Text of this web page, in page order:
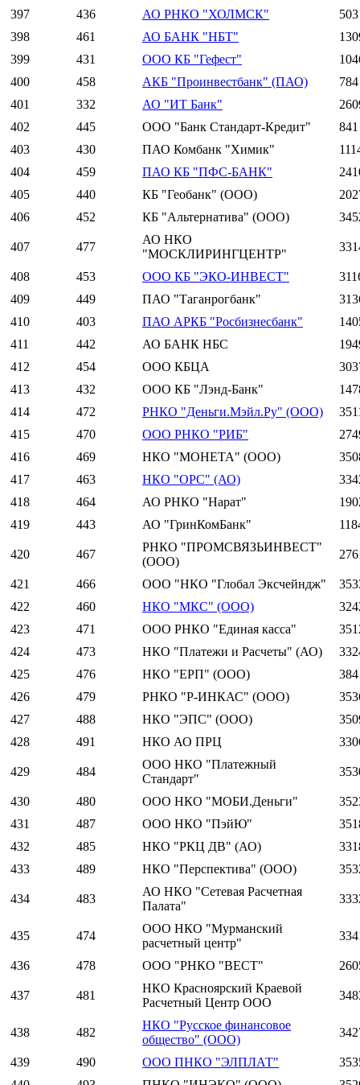
397
436 АО РНКО "ХОЛМСК"
503
398
461 АО БАНК "НБТ"
399
431 ООО КБ "Гефест"
400
458 АКБ "Проинвестбанк" (ПАО)
784
401
332 АО "ИТ Банк"
402
445 ООО "Банк Стандарт-Кредит"
841
403
430 ПАО Комбанк "Химик"
404
459 ПАО КБ "ПФС-БАНК"
405
440 КБ "Геобанк" (ООО)
406
452 КБ "Альтернатива" (ООО)
407 477
АО НКО
"МОСКЛИРИНГЦЕНТР"
408 453 ООО КБ "ЭКО-ИНВЕСТ"
409
449 ПАО "Таганрогбанк"
410
403 ПАО АРКБ "Росбизнесбанк"
411
442 АО БАНК НБС
412
454 ООО КБЦА
413
432 ООО КБ "Лэнд-Банк"
414
472 РНКО "Деньги.Мэйл.Ру" (ООО)
415
470 ООО РНКО "РИБ"
416
469 НКО "МОНЕТА" (ООО)
417
463 НКО "ОРС" (АО)
418
464 АО РНКО "Нарат"
419
443 АО "ГринКомБанк"
420 467
РНКО "ПРОМСВЯЗЬИНВЕСТ"
(ООО)
421 466 ООО "НКО "Глобал Эксчейндж"
422
460 НКО "МКС" (ООО)
423
471 ООО РНКО "Единая касса"
424
473 НКО "Платежи и Расчеты" (АО)
425
476 НКО "ЕРП" (ООО)
384
426
479 РНКО "Р-ИНКАС" (ООО)
427
488 НКО "ЭПС" (ООО)
428
491 НКО АО ПРЦ
429 484
ООО НКО "Платежный
Стандарт"
430 480 ООО НКО "МОБИ.Деньги"
431
487 ООО НКО "ПэйЮ"
432
485 НКО "РКЦ ДВ" (АО)
433
489 НКО "Перспектива" (ООО)
434 483
АО НКО "Сетевая Расчетная
Палата"
435 474
ООО НКО "Мурманский
расчетный центр"
436 478 ООО "РНКО "ВЕСТ"
437 481
НКО Красноярский Краевой
Расчетный Центр ООО
438 482
НКО "Русское финансовое
общество" (ООО)
439 490 ООО ПНКО "ЭЛПЛАТ"